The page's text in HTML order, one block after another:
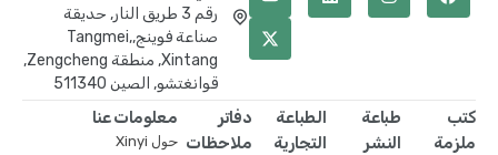
رقم 3 طريق النار, حديقة
صناعة فوينج,Tangmei,
Xintang, منطقة Zengcheng,
قوانغتشو, الصين 511340
كتب
ملزمة
طباعة
النشر
الطباعة
التجارية
دفاتر
ملاحظات
معلومات عنا
حول Xinyi